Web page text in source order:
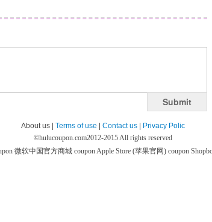
Submit
About us | Terms of use Contact us
Privacy Polic
©hulucoupon.com2012-2015 All rights reserved
微软中国官方商城 couponApple Store (苹果官网) coupon